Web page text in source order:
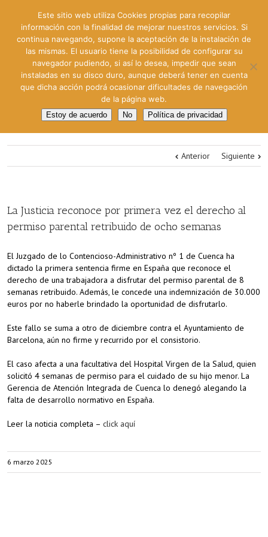
Anterior Siguiente
La Justicia reconoce por primera vez el derecho al
permiso parental retribuido de ocho semanas
El Juzgado de lo Contencioso-Administrativo nº 1 de Cuenca ha
dictado la primera sentencia firme en España que reconoce el
derecho de una trabajadora a disfrutar del permiso parental de 8
semanas retribuido. Además, le concede una indemnización de 30.000
euros por no haberle brindado la oportunidad de disfrutarlo.
Este fallo se suma a otro de diciembre contra el Ayuntamiento de
Barcelona, aún no firme y recurrido por el consistorio.
El caso afecta a una facultativa del Hospital Virgen de la Salud, quien
solicitó 4 semanas de permiso para el cuidado de su hijo menor. La
Gerencia de Atención Integrada de Cuenca lo denegó alegando la
falta de desarrollo normativo en España.
Leer la noticia completa – click aquí
6 marzo 2025
Este sitio web utiliza Cookies propias para recopilar
información con la finalidad de mejorar nuestros servicios. Si
continua navegando, supone la aceptación de la instalación de
las mismas. El usuario tiene la posibilidad de configurar su
navegador pudiendo, si así lo desea, impedir que sean
instaladas en su disco duro, aunque deberá tener en cuenta
que dicha acción podrá ocasionar dificultades de navegación
de la página web.
Estoy de acuerdo No Política de privacidad